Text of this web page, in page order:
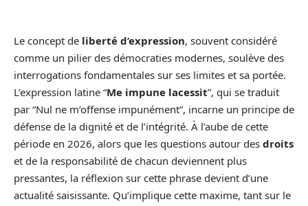
Le concept de liberté d’expression, souvent considéré
comme un pilier des démocraties modernes, soulève des
interrogations fondamentales sur ses limites et sa portée.
L’expression latine “Me impune lacessit”, qui se traduit
par “Nul ne m’offense impunément”, incarne un principe de
défense de la dignité et de l’intégrité. À l’aube de cette
période en 2026, alors que les questions autour des droits
et de la responsabilité de chacun deviennent plus
pressantes, la réflexion sur cette phrase devient d’une
actualité saisissante. Qu’implique cette maxime, tant sur le